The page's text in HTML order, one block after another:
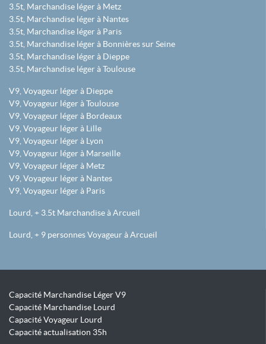
3.5t, Marchandise léger à Metz
3.5t, Marchandise léger à Nantes
3.5t, Marchandise léger à Paris
3.5t, Marchandise léger à Bonnières sur Seine
3.5t, Marchandise léger à Dieppe
3.5t, Marchandise léger à Toulouse
V9, Voyageur léger à Dieppe
V9, Voyageur léger à Toulouse
V9, Voyageur léger à Bordeaux
V9, Voyageur léger à Lille
V9, Voyageur léger à Lyon
V9, Voyageur léger à Marseille
V9, Voyageur léger à Metz
V9, Voyageur léger à Nantes
V9, Voyageur léger à Paris
Lourd, + 3.5t Marchandise à Arcueil
Lourd, + 9 personnes Voyageur à Arcueil
Capacité Marchandise Léger V9
Capacité Marchandise Lourd
Capacité Voyageur Lourd
Capacité actualisation 35h